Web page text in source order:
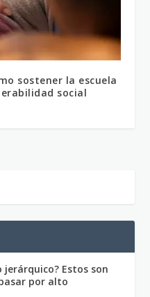
sostener la escuela
social
jerárquico? Estos son
por alto